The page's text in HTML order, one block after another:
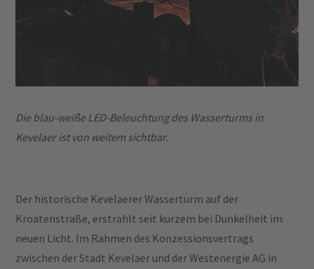
Die blau-weiße LED-Beleuchtung des Wasserturms in
Kevelaer ist von weitem sichtbar.
Der historische Kevelaerer Wasserturm auf der
Kroatenstraße, erstrahlt seit kurzem bei Dunkelheit im
neuen Licht. Im Rahmen des Konzessionsvertrags
zwischen der Stadt Kevelaer und der Westenergie AG in